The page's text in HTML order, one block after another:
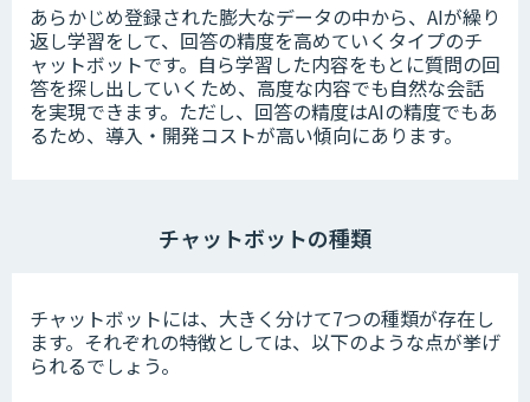
あらかじめ登録された膨大なデータの中から、AIが繰り
返し学習をして、回答の精度を高めていくタイプのチ
ャットボットです。自ら学習した内容をもとに質問の回
答を探し出していくため、高度な内容でも自然な会話
を実現できます。ただし、回答の精度はAIの精度でもあ
るため、導入・開発コストが高い傾向にあります。
チャットボットの種類
チャットボットには、大きく分けて7つの種類が存在し
ます。それぞれの特徴としては、以下のような点が挙げ
られるでしょう。